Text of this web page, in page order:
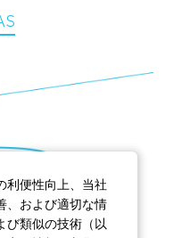
利便性向上、当社
、および適切な情
び類似の技術（以